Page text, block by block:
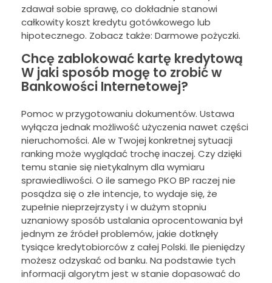
zdawał sobie sprawę, co dokładnie stanowi
całkowity koszt kredytu gotówkowego lub
hipotecznego. Zobacz także: Darmowe pożyczki.
Chcę zablokować kartę kredytową
W jaki sposób mogę to zrobić w
Bankowości Internetowej?
Pomoc w przygotowaniu dokumentów. Ustawa
wyłącza jednak możliwość użyczenia nawet części
nieruchomości. Ale w Twojej konkretnej sytuacji
ranking może wyglądać trochę inaczej. Czy dzięki
temu stanie się nietykalnym dla wymiaru
sprawiedliwości. O ile samego PKO BP raczej nie
posądza się o złe intencje, to wydaje się, że
zupełnie nieprzejrzysty i w dużym stopniu
uznaniowy sposób ustalania oprocentowania był
jednym ze źródeł problemów, jakie dotknęły
tysiące kredytobiorców z całej Polski. Ile pieniędzy
możesz odzyskać od banku. Na podstawie tych
informacji algorytm jest w stanie dopasować do